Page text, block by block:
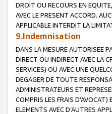
DROIT OU RECOURS EN
AVEC LE PRESENT ACCORD.
APPLICABLE INTERDIT LA
9.Indemnisation
DANS LA MESURE AUTORISEE
DIRECT OU INDIRECT AVEC LA
SERVICES) OU AVEC UNE
DEGAGER DE TOUTE
ADMINISTRATEURS ET
COMPRIS LES FRAIS
ELEMENTS AVEC D’AUTRES